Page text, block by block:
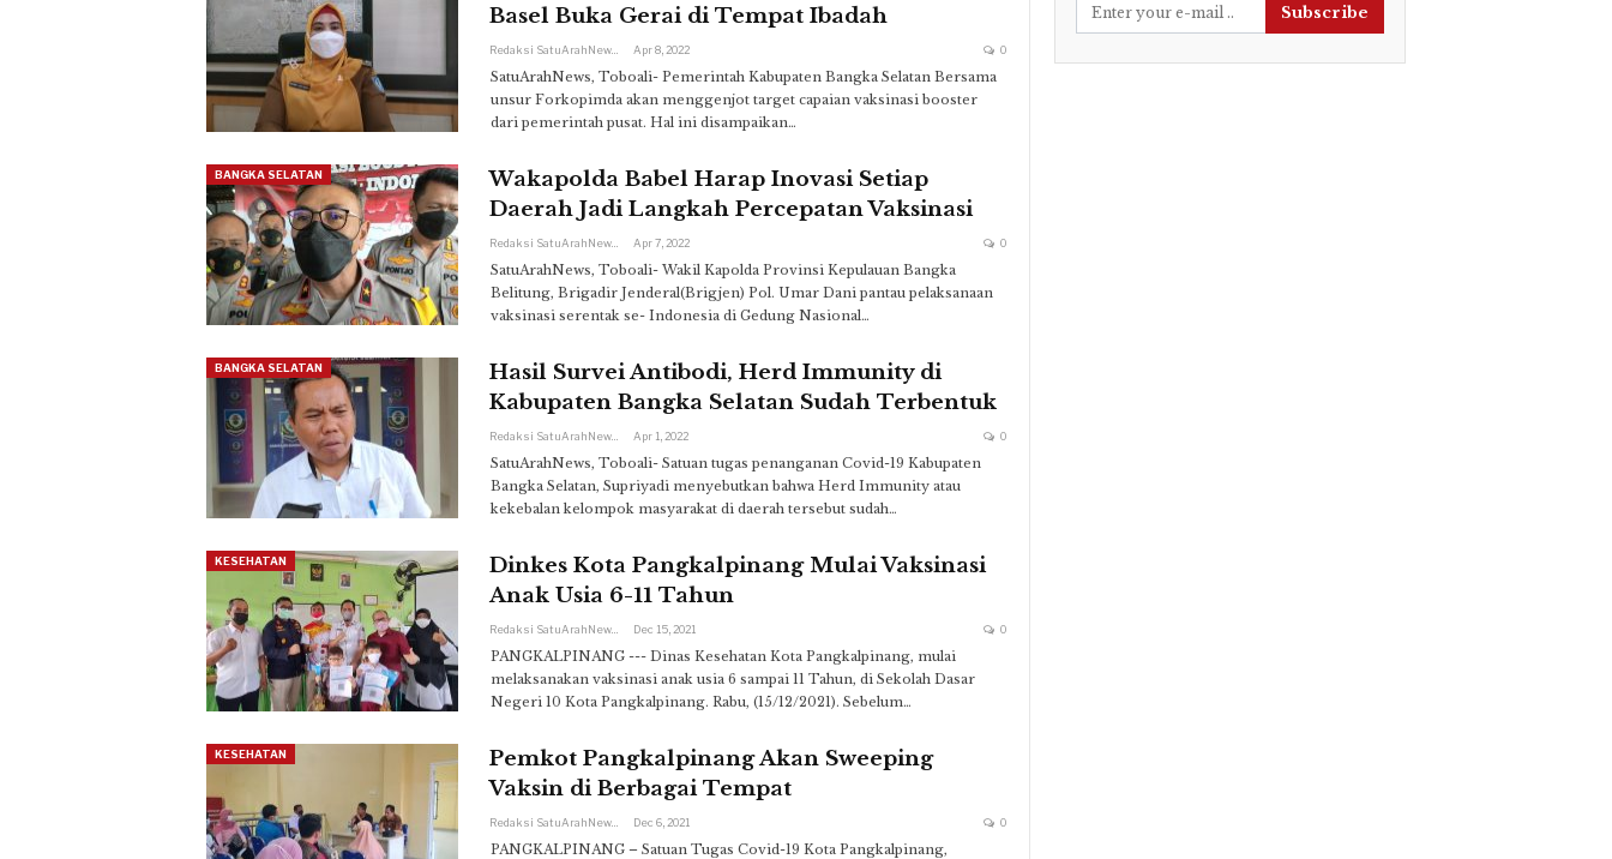
Basel Buka Gerai di Tempat Ibadah
Apr 8, 2022 0
SatuArahNews, Toboali- Pemerintah Kabupaten Bangka Selatan Bersama
unsur Forkopimda akan menggenjot target capaian vaksinasi booster
dari pemerintah pusat. Hal ini disampaikan…
BANGKA SELATAN
Wakapolda Babel Harap Inovasi Setiap
Daerah Jadi Langkah Percepatan Vaksinasi
Apr 7, 2022 0
SatuArahNews, Toboali- Wakil Kapolda Provinsi Kepulauan Bangka
Belitung, Brigadir Jenderal(Brigjen) Pol. Umar Dani pantau pelaksanaan
vaksinasi serentak se- Indonesia di Gedung Nasional…
BANGKA SELATAN
Hasil Survei Antibodi, Herd Immunity di
Kabupaten Bangka Selatan Sudah Terbentuk
Apr 1, 2022 0
SatuArahNews, Toboali- Satuan tugas penanganan Covid-19 Kabupaten
Bangka Selatan, Supriyadi menyebutkan bahwa Herd Immunity atau
kekebalan kelompok masyarakat di daerah tersebut sudah…
KESEHATAN
Dinkes Kota Pangkalpinang Mulai Vaksinasi
Anak Usia 6-11 Tahun
Dec 15, 2021 0
PANGKALPINANG --- Dinas Kesehatan Kota Pangkalpinang, mulai
melaksanakan vaksinasi anak usia 6 sampai 11 Tahun, di Sekolah Dasar
Negeri 10 Kota Pangkalpinang. Rabu, (15/12/2021). Sebelum…
KESEHATAN
Pemkot Pangkalpinang Akan Sweeping
Vaksin di Berbagai Tempat
Dec 6, 2021 0
PANGKALPINANG – Satuan Tugas Covid-19 Kota Pangkalpinang,
Subscribe